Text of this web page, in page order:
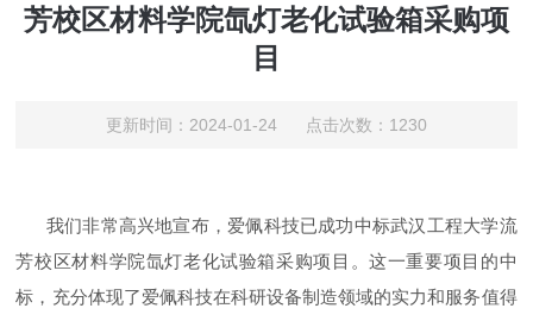
芳校区材料学院氙灯老化试验箱采购项
目
更新时间：2024-01-24 点击次数：1230
我们非常高兴地宣布，爱佩科技已成功中标武汉工程大学流
芳校区材料学院氙灯老化试验箱采购项目。这一重要项目的中
标，充分体现了爱佩科技在科研设备制造领域的实力和服务值得